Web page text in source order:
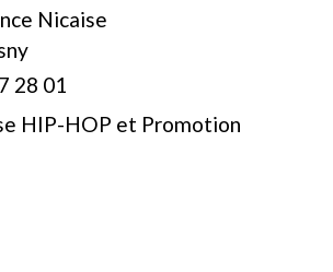
Nicaise
28 01
HIP-HOP et Promotion